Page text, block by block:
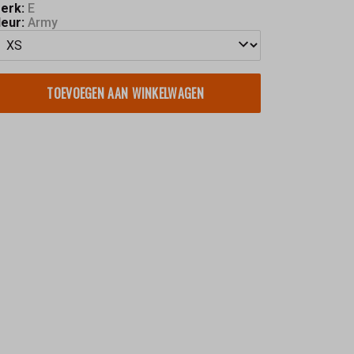
E
Army
TOEVOEGEN AAN WINKELWAGEN